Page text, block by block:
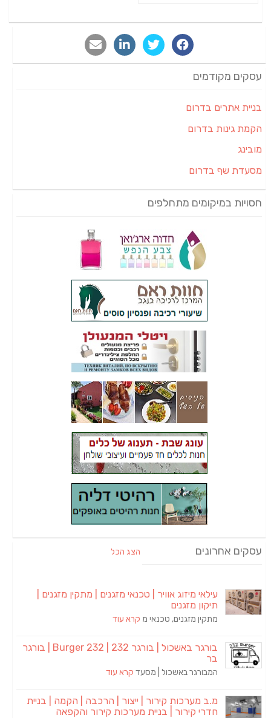
עסקים מקודמים
בניית אתרים בדרום
הקמת גינות בדרום
מובינג
מסעדת שף בדרום
חסויות במיקומים מתחלפים
עסקים אחרונים הצג הכל
עילאי מיזוג אוויר | טכנאי מזגנים | מתקין מזגנים |
תיקון מזגנים
מתקין מזגנים, טכנאי מ קרא עוד
בורגר באשכול | בורגר 232 | Burger 232 | בורגר
בר
המבורגר באשכול | מסעד קרא עוד
מ.ב מערכות קירור | ייצור | הרכבה | הקמה | בניית
חדרי קירור | בניית מערכות קירור והקפאה